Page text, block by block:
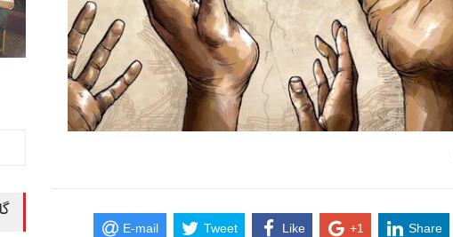
E-mail Tweet Like +1 Share